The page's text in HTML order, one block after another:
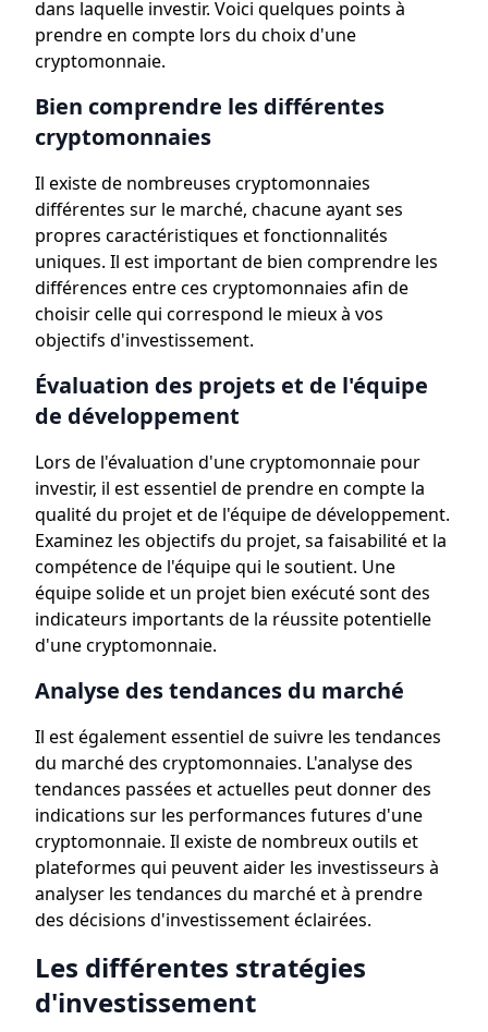
dans laquelle investir. Voici quelques points à
prendre en compte lors du choix d'une
cryptomonnaie.
Bien comprendre les différentes
cryptomonnaies
Il existe de nombreuses cryptomonnaies
différentes sur le marché, chacune ayant ses
propres caractéristiques et fonctionnalités
uniques. Il est important de bien comprendre les
différences entre ces cryptomonnaies afin de
choisir celle qui correspond le mieux à vos
objectifs d'investissement.
Évaluation des projets et de l'équipe
de développement
Lors de l'évaluation d'une cryptomonnaie pour
investir, il est essentiel de prendre en compte la
qualité du projet et de l'équipe de développement.
Examinez les objectifs du projet, sa faisabilité et la
compétence de l'équipe qui le soutient. Une
équipe solide et un projet bien exécuté sont des
indicateurs importants de la réussite potentielle
d'une cryptomonnaie.
Analyse des tendances du marché
Il est également essentiel de suivre les tendances
du marché des cryptomonnaies. L'analyse des
tendances passées et actuelles peut donner des
indications sur les performances futures d'une
cryptomonnaie. Il existe de nombreux outils et
plateformes qui peuvent aider les investisseurs à
analyser les tendances du marché et à prendre
des décisions d'investissement éclairées.
Les différentes stratégies
d'investissement